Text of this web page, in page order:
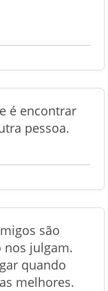
é encontrar
pessoa.
são
nos julgam.
quando
melhores.